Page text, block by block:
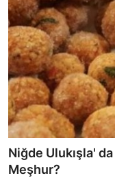
Rüya Tabirleri
Diyet & Sağlıklı
İletişim
Şehirler
Helal Gıda & Dini
Gıda Güvenliği &
Niğde Ulukışla'
Meşhur?